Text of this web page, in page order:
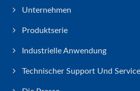
Unternehmen
Produktserie
Industrielle Anwendung
Technischer Support Und Service